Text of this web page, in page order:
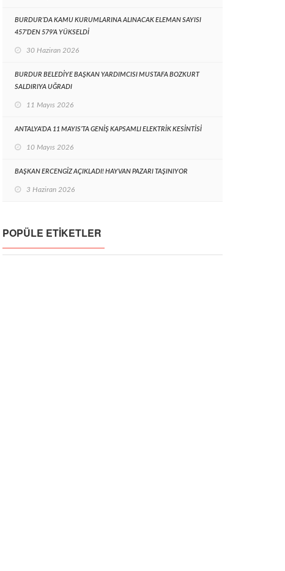
BURDUR’DA KAMU KURUMLARINA ALINACAK ELEMAN SAYISI
457’DEN 579’A YÜKSELDİ
30 Haziran 2026
BURDUR BELEDİYE BAŞKAN YARDIMCISI MUSTAFA BOZKURT
SALDIRIYA UĞRADI
11 Mayıs 2026
ANTALYA’DA 11 MAYIS’TA GENİŞ KAPSAMLI ELEKTRİK KESİNTİSİ
10 Mayıs 2026
BAŞKAN ERCENGİZ AÇIKLADI! HAYVAN PAZARI TAŞINIYOR
3 Haziran 2026
POPÜLE ETIKETLER